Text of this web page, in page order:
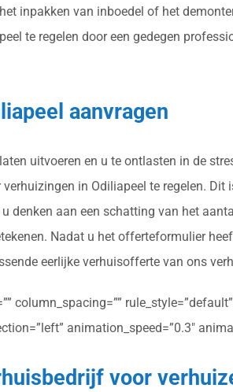
inpakken van inboedel of het
te regelen door een gedegen
aanvragen
uitvoeren en u te ontlasten in de
in Odiliapeel te regelen.
denken aan een schatting van het
Nadat u het offerteformulier
eerlijke verhuisofferte van ons
column_spacing=””
animation_speed=”0.3″
voor